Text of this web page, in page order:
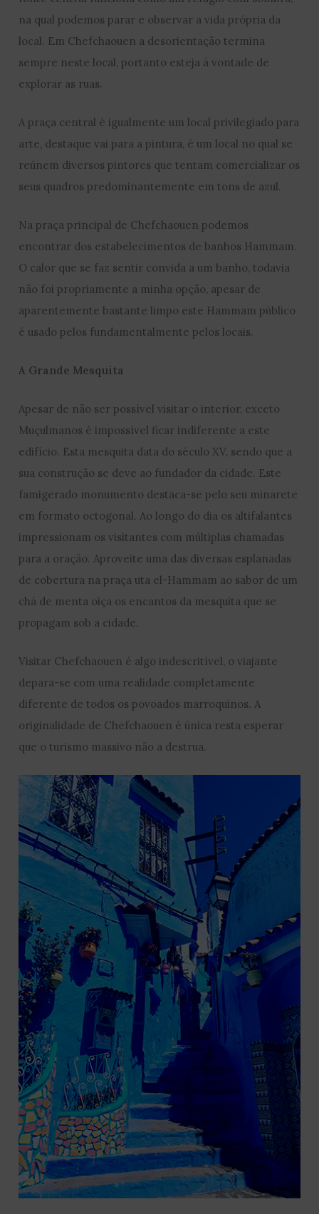
na qual podemos parar e observar a vida própria da
local. Em Chefchaouen a desorientação termina
sempre neste local, portanto esteja á vontade de
explorar as ruas.
A praça central é igualmente um local privilegiado para
arte, destaque vai para a pintura, é um local no qual se
reúnem diversos pintores que tentam comercializar os
seus quadros predominantemente em tons de azul.
Na praça principal de Chefchaouen podemos
encontrar dos estabelecimentos de banhos Hammam.
O calor que se faz sentir convida a um banho, todavia
não foi propriamente a minha opção, apesar de
aparentemente bastante limpo este Hammam público
é usado pelos fundamentalmente pelos locais.
A Grande Mesquita
Apesar de não ser possível visitar o interior, exceto
Muçulmanos é impossível ficar indiferente a este
edifício. Esta mesquita data do século XV, sendo que a
sua construção se deve ao fundador da cidade. Este
famigerado monumento destaca-se pelo seu minarete
em formato octogonal. Ao longo do dia os altifalantes
impressionam os visitantes com múltiplas chamadas
para a oração. Aproveite uma das diversas esplanadas
de cobertura na praça uta el-Hammam ao sabor de um
chá de menta oiça os encantos da mesquita que se
propagam sob a cidade.
Visitar Chefchaouen é algo indescritível, o viajante
depara-se com uma realidade completamente
diferente de todos os povoados marroquinos. A
originalidade de Chefchaouen é única resta esperar
que o turismo massivo não a destrua.